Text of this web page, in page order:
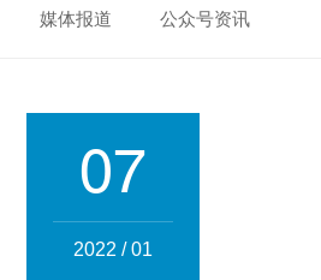
集万草® 完美宜生® 抖抖舒®
赛美化妆品 赛美医药
媒体报道 公众号资讯
07
2022 / 01